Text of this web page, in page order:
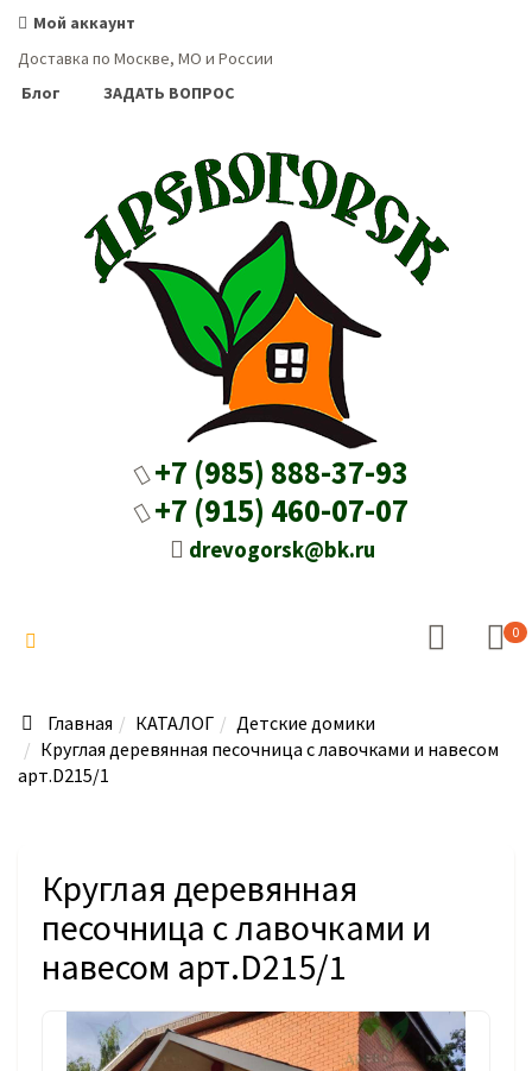
Мой аккаунт
Доставка по Москве, МО и России
Блог
ЗАДАТЬ ВОПРОС
+7 (985) 888-37-93
+7 (915) 460-07-07
drevogorsk@bk.ru
0
Главная КАТАЛОГ
Детские домики
Круглая деревянная песочница с лавочками и навесом
арт.D215/1
Круглая деревянная
песочница с лавочками и
навесом арт.D215/1